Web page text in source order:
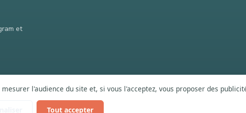
et
l'audience du site et, si vous l'acceptez, vous proposer des
Tout accepter